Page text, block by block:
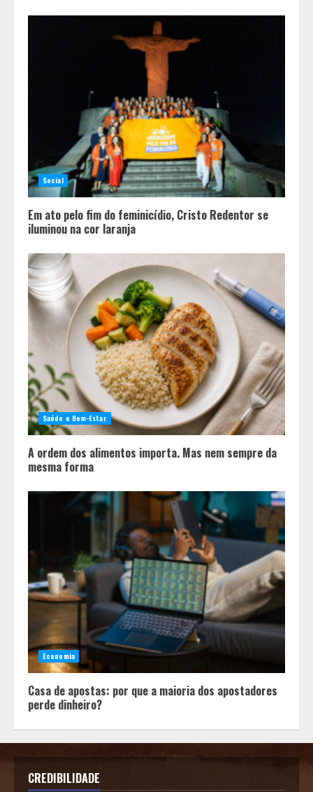
Casa de apostas: por que a maioria
dos apostadores perde dinheiro?
Social
Em ato pelo fim do feminicídio, Cristo Redentor se
iluminou na cor laranja
Saúde e Bem-Estar
A ordem dos alimentos importa. Mas nem sempre da
mesma forma
Economia
Casa de apostas: por que a maioria dos apostadores
perde dinheiro?
CREDIBILIDADE